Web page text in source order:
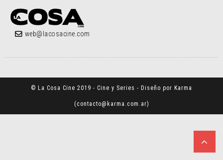
web@lacosacine.com
© La Cosa Cine 2019 - Cine y Series - Diseño por Karma
(contacto@karma.com.ar)